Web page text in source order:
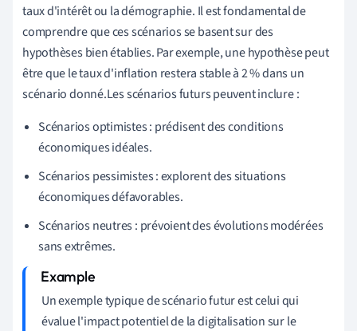
taux d'intérêt ou la démographie. Il est fondamental de
comprendre que ces scénarios se basent sur des
hypothèses bien établies. Par exemple, une hypothèse peut
être que le taux d'inflation restera stable à 2 % dans un
scénario donné.Les scénarios futurs peuvent inclure :
Scénarios optimistes : prédisent des conditions
économiques idéales.
Scénarios pessimistes : explorent des situations
économiques défavorables.
Scénarios neutres : prévoient des évolutions modérées
sans extrêmes.
Un exemple typique de scénario futur est celui qui
évalue l'impact potentiel de la digitalisation sur le